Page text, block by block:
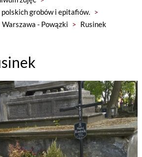
grobów i epitafiów. >
Warszawa - Powązki > Rusinek